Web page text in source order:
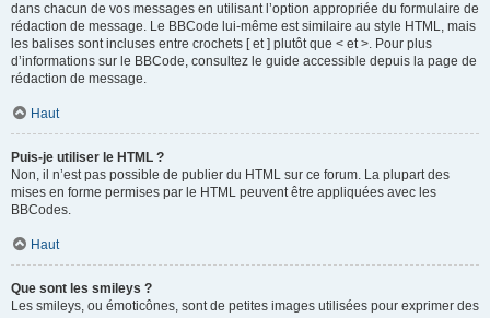
dans chacun de vos messages en utilisant l’option appropriée du formulaire de
rédaction de message. Le BBCode lui-même est similaire au style HTML, mais
les balises sont incluses entre crochets [ et ] plutôt que < et >. Pour plus
d’informations sur le BBCode, consultez le guide accessible depuis la page de
rédaction de message.
Haut
Puis-je utiliser le HTML ?
Non, il n’est pas possible de publier du HTML sur ce forum. La plupart des
mises en forme permises par le HTML peuvent être appliquées avec les
BBCodes.
Haut
Que sont les smileys ?
Les smileys, ou émoticônes, sont de petites images utilisées pour exprimer des